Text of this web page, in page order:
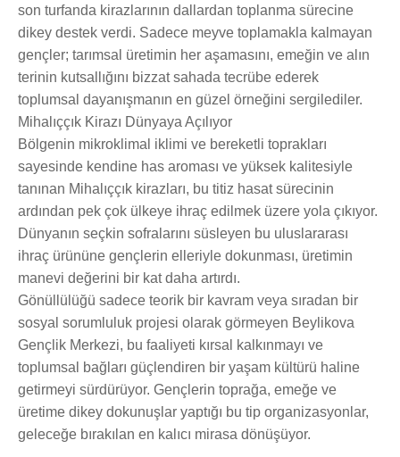
son turfanda kirazlarının dallardan toplanma sürecine
dikey destek verdi. Sadece meyve toplamakla kalmayan
gençler; tarımsal üretimin her aşamasını, emeğin ve alın
terinin kutsallığını bizzat sahada tecrübe ederek
toplumsal dayanışmanın en güzel örneğini sergilediler.
Mihalıççık Kirazı Dünyaya Açılıyor
Bölgenin mikroklimal iklimi ve bereketli toprakları
sayesinde kendine has aroması ve yüksek kalitesiyle
tanınan Mihalıççık kirazları, bu titiz hasat sürecinin
ardından pek çok ülkeye ihraç edilmek üzere yola çıkıyor.
Dünyanın seçkin sofralarını süsleyen bu uluslararası
ihraç ürününe gençlerin elleriyle dokunması, üretimin
manevi değerini bir kat daha artırdı.
Gönüllülüğü sadece teorik bir kavram veya sıradan bir
sosyal sorumluluk projesi olarak görmeyen Beylikova
Gençlik Merkezi, bu faaliyeti kırsal kalkınmayı ve
toplumsal bağları güçlendiren bir yaşam kültürü haline
getirmeyi sürdürüyor. Gençlerin toprağa, emeğe ve
üretime dikey dokunuşlar yaptığı bu tip organizasyonlar,
geleceğe bırakılan en kalıcı mirasa dönüşüyor.